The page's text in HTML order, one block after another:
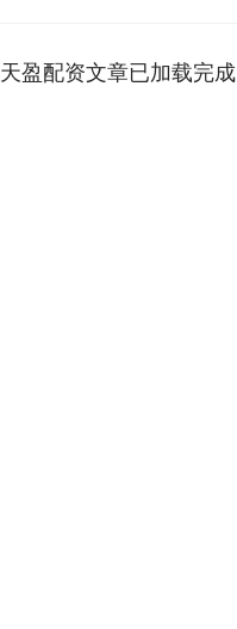
天盈配资文章已加载完成